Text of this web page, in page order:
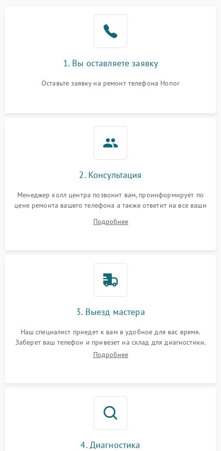
1. Вы оставляете заявку
Оставьте заявку на ремонт телефона Honor
2. Консультация
Менеджер колл центра позвонит вам, проинформирует по
цене ремонта вашего телефона а также ответит на все ваши
Подробнее
3. Выезд мастера
Наш специалист приедет к вам в удобное для вас время.
Заберет ваш телефон и привезет на склад для диагностики.
Подробнее
4. Диагностика